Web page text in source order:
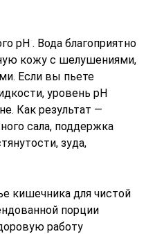
pH . Вода благоприятно
кожу с шелушениями,
Если вы пьете
уровень pH
Как результат —
сала, поддержка
зуда,
кишечника для чистой
порции
работу